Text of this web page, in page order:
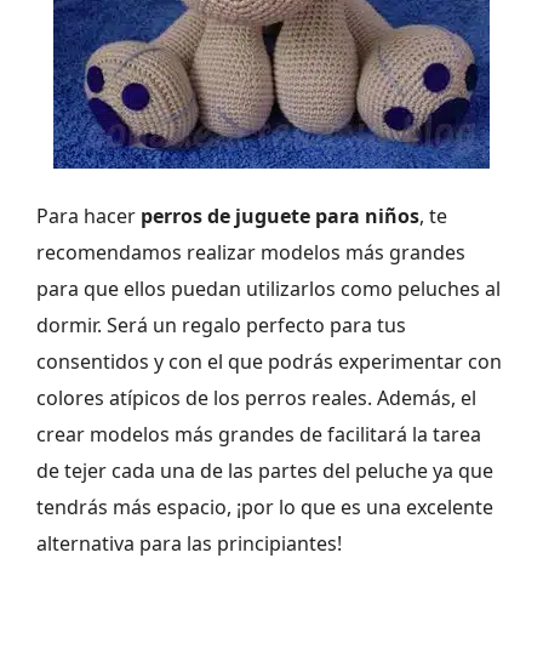
Para hacer perros de juguete para niños, te
recomendamos realizar modelos más grandes
para que ellos puedan utilizarlos como peluches al
dormir. Será un regalo perfecto para tus
consentidos y con el que podrás experimentar con
colores atípicos de los perros reales. Además, el
crear modelos más grandes de facilitará la tarea
de tejer cada una de las partes del peluche ya que
tendrás más espacio, ¡por lo que es una excelente
alternativa para las principiantes!